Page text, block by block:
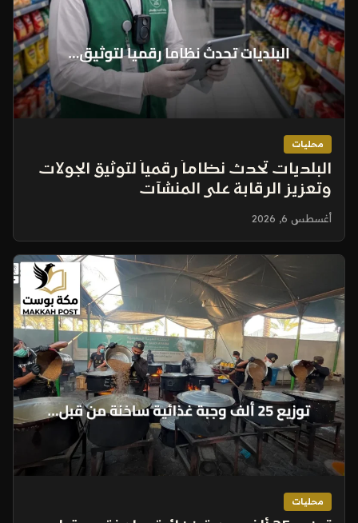
محليات
البلديات تُحدث نظاماً رقمياً لتوثيق الجولات
وتعزيز الرقابة على المنشآت
أغسطس 6, 2026
محليات